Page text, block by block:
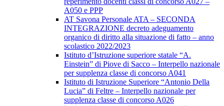
A050 e PPP
AT Savona Personale ATA – SECONDA
INTEGRAZIONE decreto adeguamento
organico di diritto alla situazione di fatto – anno
scolastico 2022/2023
Istituto d’Istruzione superiore statale “A.
Einstein” di Piove di Sacco – Interpello nazionale
per supplenza classe di concorso A041
Istituto di Istruzione Superiore “Antonio Della
Lucia” di Feltre – Interpello nazionale per
supplenza classe di concorso A026